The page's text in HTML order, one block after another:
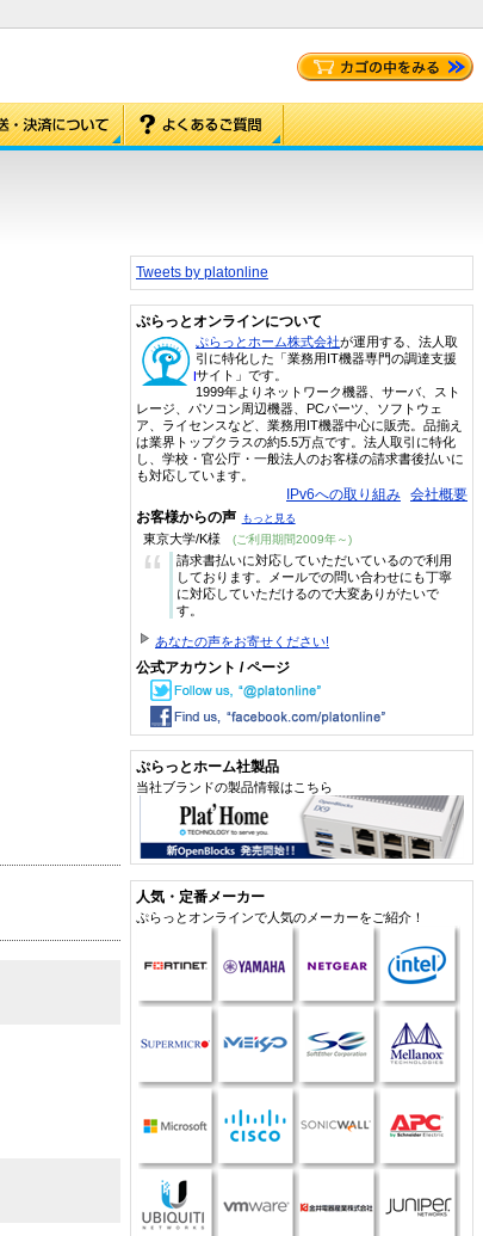
Tweets by platonline
ぷらっとオンラインについて
ぷらっとホーム株式会社が運用する、法人取
引に特化した「業務用IT機器専門の調達支援
サイト」です。
1999年よりネットワーク機器、サーバ、スト
レージ、パソコン周辺機器、PCパーツ、ソフトウェ
ア、ライセンスなど、業務用IT機器中心に販売。品揃え
は業界トップクラスの約5.5万点です。法人取引に特化
し、学校・官公庁・一般法人のお客様の請求書後払いに
も対応しています。
IPv6への取り組み 会社概要
お客様からの声 もっと見る
東京大学/K様 (ご利用期間2009年～)
“
請求書払いに対応していただいているので利用
しております。メールでの問い合わせにも丁寧
に対応していただけるので大変ありがたいで
す。
あなたの声をお寄せください!
公式アカウント / ページ
ぷらっとホーム社製品
当社ブランドの製品情報はこちら
人気・定番メーカー
ぷらっとオンラインで人気のメーカーをご紹介！